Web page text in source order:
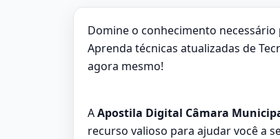
Domine o conhecimento necessário
Aprenda técnicas atualizadas de
agora mesmo!
AApostila Digital Câmara
recurso valioso para ajudar você a